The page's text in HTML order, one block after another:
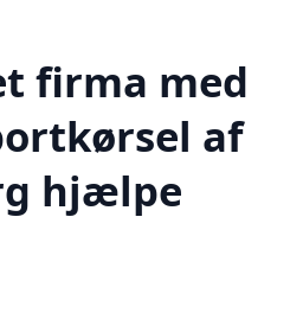
firma med
af
hjælpe